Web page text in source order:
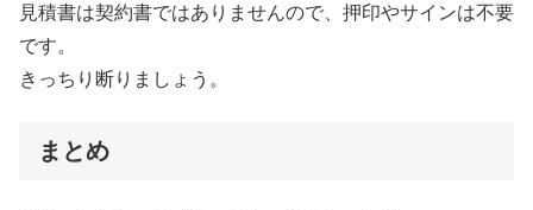
見積書は契約書ではありませんので、押印やサインは不要
です。
きっちり断りましょう。
まとめ